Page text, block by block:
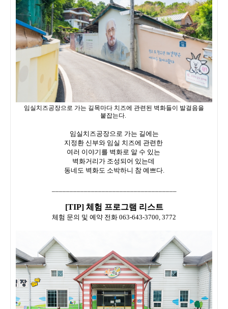
임실치즈공장으로 가는 길목마다 치즈에 관련된 벽화들이 발걸음을
붙잡는다.
임실치즈공장으로 가는 길에는
지정환 신부와 임실 치즈에 관련한
여러 이야기를 벽화로 알 수 있는
벽화거리가 조성되어 있는데
동네도 벽화도 소박하니 참 예쁘다.
[TIP] 체험 프로그램 리스트
체험 문의 및 예약 전화 063-643-3700, 3772